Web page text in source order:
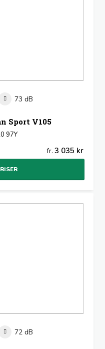
73 dB
Sport V105
97Y
fr. 3 035 kr
72 dB